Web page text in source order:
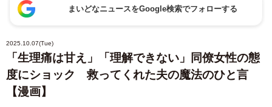
まいどなニュースをGoogle検索でフォローする
2025.10.07(Tue)
「生理痛は甘え」「理解できない」同僚女性の態
度にショック 救ってくれた夫の魔法のひと言
【漫画】